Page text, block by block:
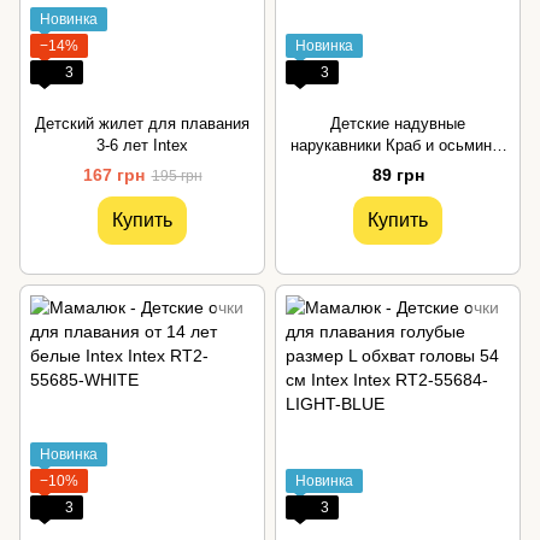
Новинка
−14%
3
Детский жилет для плавания
3-6 лет Intex
167 грн 195 грн
Купить
Новинка
3
Детские надувные
нарукавники Краб и осьминог
для плавания 3-6 лет Intex
89 грн
Купить
Новинка
−10%
3
Новинка
3